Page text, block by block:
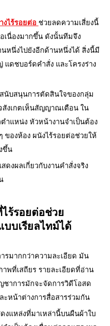
ไร้รอยต่อ ช่วยลดความเสี่ยงนี้
เนื่องมากขึ้น ดังนั้นทีมจึง
หนึ่งไปยังอีกด้านหนึ่งได้ สิ่งนี้มี
ดชบอร์ดคำสั่ง และโครงร่าง
นับสนุนการตัดสินใจของกลุ่ม
สังเกตเห็นสัญญาณเตือน ใน
แหน่ง หัวหน้างานจำเป็นต้อง
ของห้อง ผนังไร้รอยต่อช่วยให้
ขึ้น
ดงผลเกี่ยวกับงานคำสั่งจริง
ร้รอยต่อช่วย
บบเรียลไทม์ได้
รมากกว่าความละเอียด มัน
พที่เสถียร รายละเอียดที่อ่าน
ชาการมักจะจัดการวิดีโอสด
หน้าต่างการสื่อสารร่วมกัน
งแหล่งที่มาเหล่านี้บนผืนผ้าใบ